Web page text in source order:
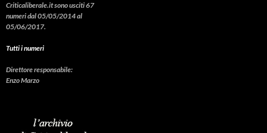
Criticaliberale.it sono usciti 67
numeri dal 05/05/2014 al
05/06/2017.
Tutti i numeri
Direttore responsabile:
Enzo Marzo